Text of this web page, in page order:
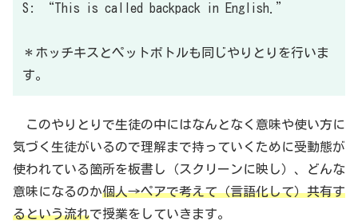
S: “This is called backpack in English.”
＊ホッチキスとペットボトルも同じやりとりを行いま
す。
このやりとりで生徒の中にはなんとなく意味や使い方に
気づく生徒がいるので理解まで持っていくために受動態が
使われている箇所を板書し（スクリーンに映し）、どんな
意味になるのか個人→ペアで考えて（言語化して）共有す
るという流れで授業をしていきます。